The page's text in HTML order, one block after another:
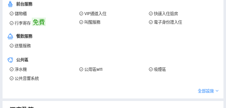
前台服務
儲物櫃 VIP通道入住
快速入住退房
行李寄存 免費 叫醒服務 電子身份證入住
餐飲服務
送餐服務
公共區
淨水機 公用區wifi
吸煙區
公共音響系統
全部設施